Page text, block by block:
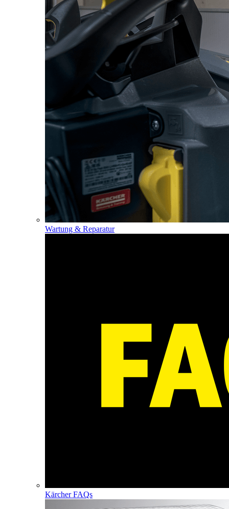
Wartung & Reparatur
Kärcher FAQs